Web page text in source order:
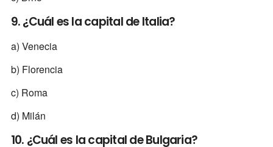
9. ¿Cuál es la capital de Italia?
a) Venecia
b) Florencia
c) Roma
d) Milán
10. ¿Cuál es la capital de Bulgaria?